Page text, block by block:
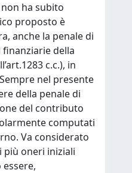
ha subito
proposto è
anche la penale di
finanziarie della
c.c.), in
nel presente
della penale di
del contributo
computati
Va considerato
più oneri iniziali